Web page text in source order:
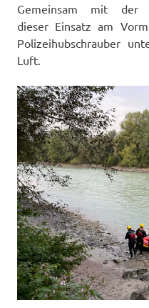
Gemeinsam mit der
dieser Einsatz am
Polizeihubschrauber
Luft.